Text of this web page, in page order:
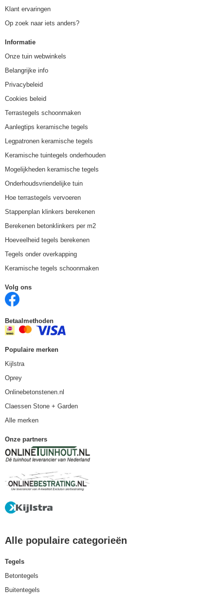
Klant ervaringen
Op zoek naar iets anders?
Informatie
Onze tuin webwinkels
Belangrijke info
Privacybeleid
Cookies beleid
Terrastegels schoonmaken
Aanlegtips keramische tegels
Legpatronen keramische tegels
Keramische tuintegels onderhouden
Mogelijkheden keramische tegels
Onderhoudsvriendelijke tuin
Hoe terrastegels vervoeren
Stappenplan klinkers berekenen
Berekenen betonklinkers per m2
Hoeveelheid tegels berekenen
Tegels onder overkapping
Keramische tegels schoonmaken
Volg ons
Betaalmethoden
Populaire merken
Kijlstra
Oprey
Onlinebetonstenen.nl
Claessen Stone + Garden
Alle merken
Onze partners
Alle populaire categorieën
Tegels
Betontegels
Buitentegels